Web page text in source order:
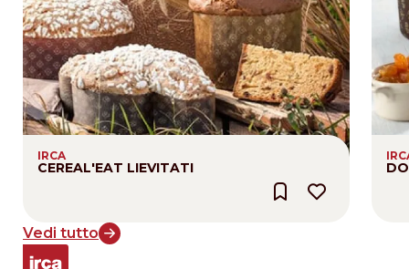
IRCA
CEREAL'EAT LIEVITATI
Vedi tutto